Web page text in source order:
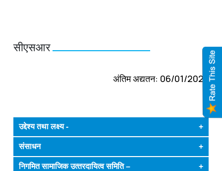
सीएसआर
अंतिम अद्यतन: 06/01/2025
उद्देश्‍य तथा लक्ष्‍य - +
संसाधन +
निगमित सामाजिक उत्‍तरदायित्‍व समिति – +